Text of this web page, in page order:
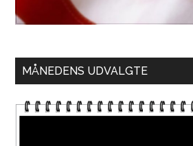
MÅNEDENS UDVALGTE